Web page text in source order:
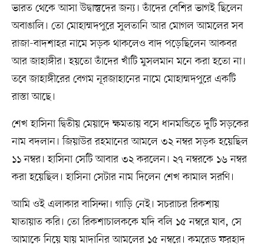
ভারত থেকে আসা উদ্বাস্তুদের জন্য। তাঁদের বেশির ভাগই ছিলেন
অবাঙালি। তো মোহাম্মদপুরে সুলতানি আর মোগল আমলের সব
রাজা-বাদশাহর নামে সড়ক থাকলেও বাদ পড়েছিলেন আকবর
আর জাহাঙ্গীর। হয়তো তাঁদের খাঁটি মুসলমান মনে করা হতো না।
তবে জাহাঙ্গীরের বেগম নূরজাহানের নামে মোহাম্মদপুরে একটি
রাস্তা আছে।
শেখ হাসিনা দ্বিতীয় মেয়াদে ক্ষমতায় বসে ধানমন্ডিতে দুটি সড়কের
নাম বদলান। জিয়াউর রহমানের আমলে ৩২ নম্বর সড়ক হয়েছিল
১১ নম্বর। হাসিনা সেটি আবার ৩২ করলেন। ২৭ নম্বরকে ১৬ নম্বর
করা হয়েছিল। হাসিনা সেটার নাম দিলেন শেখ কামাল সরণি।
আমি ওই এলাকার বাসিন্দা। গাড়ি নেই। সচরাচর রিকশায়
যাতায়াত করি। তো রিকশাচালককে যদি বলি ১৫ নম্বরে যাব, সে
আমাকে নিয়ে যায় মাদানির আমলের ১৫ নম্বরে। কমরেড ফরহাদ